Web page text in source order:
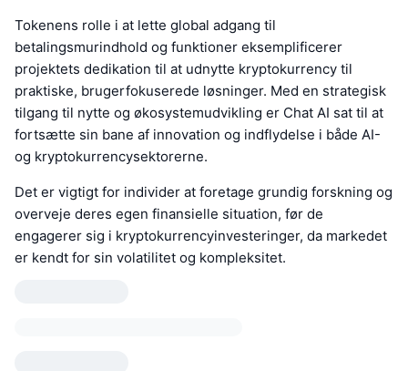
Tokenens rolle i at lette global adgang til
betalingsmurindhold og funktioner eksemplificerer
projektets dedikation til at udnytte kryptokurrency til
praktiske, brugerfokuserede løsninger. Med en strategisk
tilgang til nytte og økosystemudvikling er Chat AI sat til at
fortsætte sin bane af innovation og indflydelse i både AI-
og kryptokurrencysektorerne.
Det er vigtigt for individer at foretage grundig forskning og
overveje deres egen finansielle situation, før de
engagerer sig i kryptokurrencyinvesteringer, da markedet
er kendt for sin volatilitet og kompleksitet.